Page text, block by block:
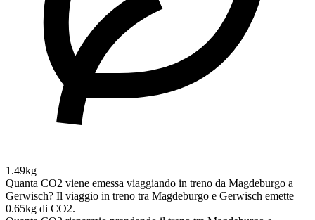
1.49kg
Quanta CO2 viene emessa viaggiando in treno da Magdeburgo a
Gerwisch? Il viaggio in treno tra Magdeburgo e Gerwisch emette
0.65kg di CO2.